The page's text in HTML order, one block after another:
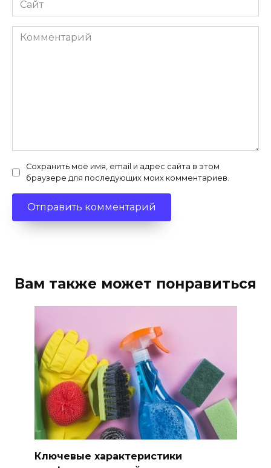
Комментарий
Сохранить моё имя, email и адрес сайта в этом
браузере для последующих моих комментариев.
Вам также может понравиться
Ключевые характеристики